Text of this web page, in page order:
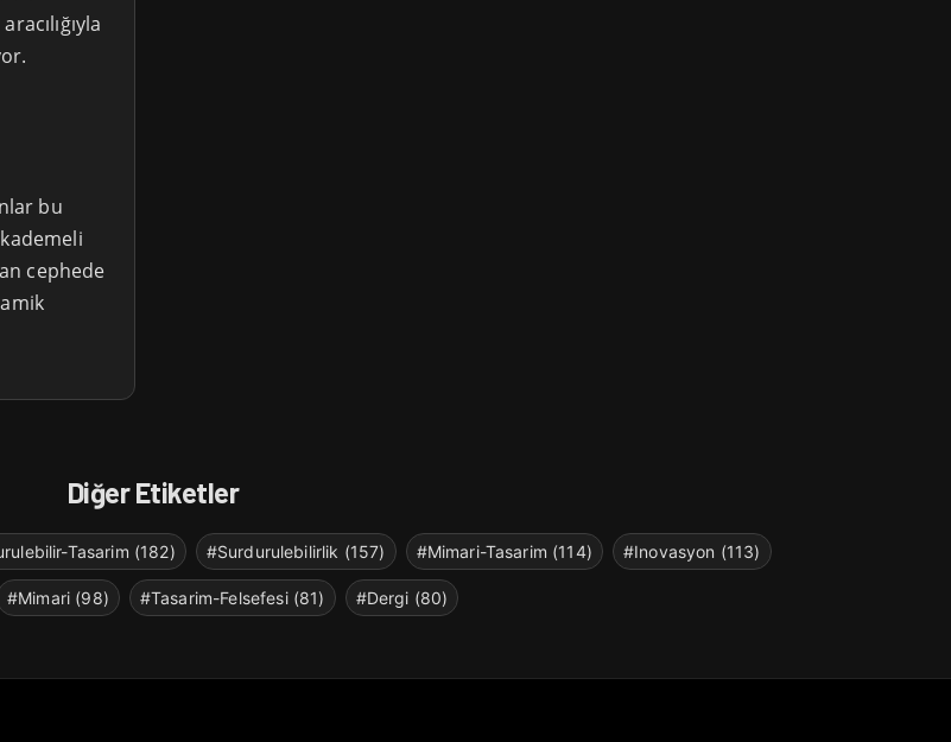
bu
cephede
Diğer Etiketler
Tasarim (182) #Surdurulebilirlik (157) #Mimari-Tasarim (114) #Inovasyon (113)
#Mimari (98) #Tasarim-Felsefesi (81) #Dergi (80)